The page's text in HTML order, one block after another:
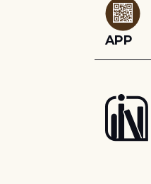
APP